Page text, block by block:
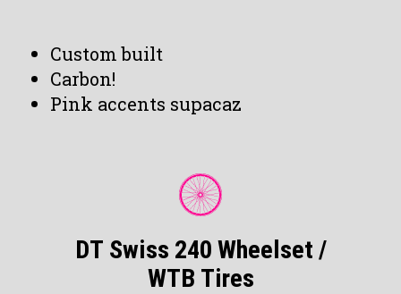
Custom built
Carbon!
Pink accents supacaz
DT Swiss 240 Wheelset /
WTB Tires